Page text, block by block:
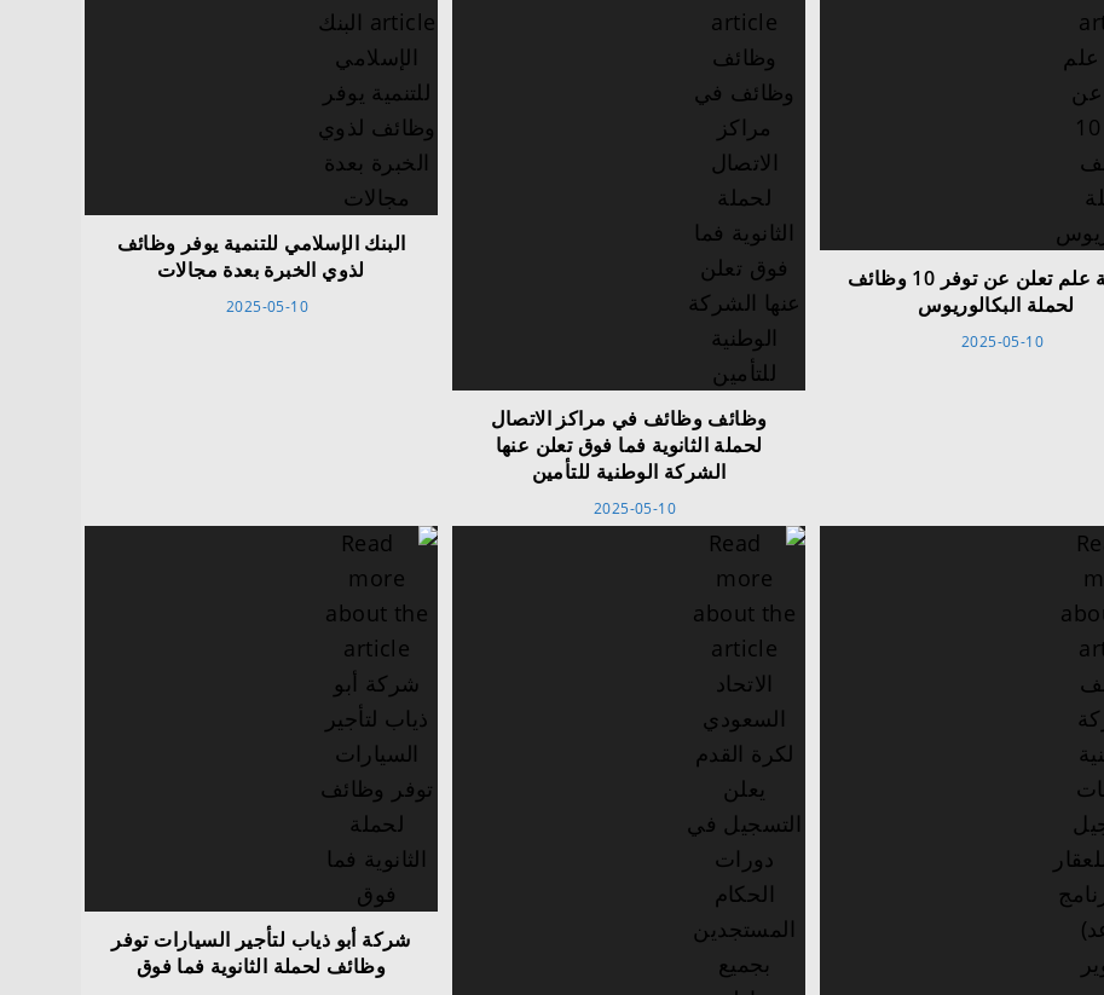
البنك الإسلامي للتنمية يوفر وظائف
لذوي الخبرة بعدة مجالات
2025-05-10
وظائف وظائف في مراكز الاتصال
لحملة الثانوية فما فوق تعلن عنها
الشركة الوطنية للتأمين
2025-05-10
شركة علم تعلن عن توفر 10 وظائف
لحملة البكالوريوس
2025-05-10
شركة أبو ذياب لتأجير السيارات توفر
وظائف لحملة الثانوية فما فوق